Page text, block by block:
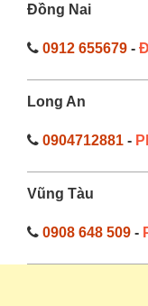
Đồng Nai
0912 655679 -
Long An
0904712881 -
Vũng Tàu
0908 648 509 -